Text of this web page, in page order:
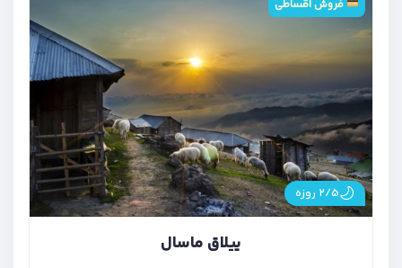
۲/۵ روزه
ییلاق ماسال
فروش اقساطی